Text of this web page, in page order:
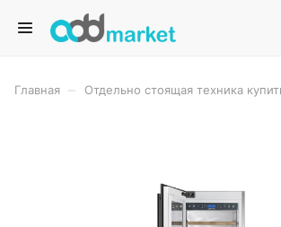
Главная Отдельно стоящая техника